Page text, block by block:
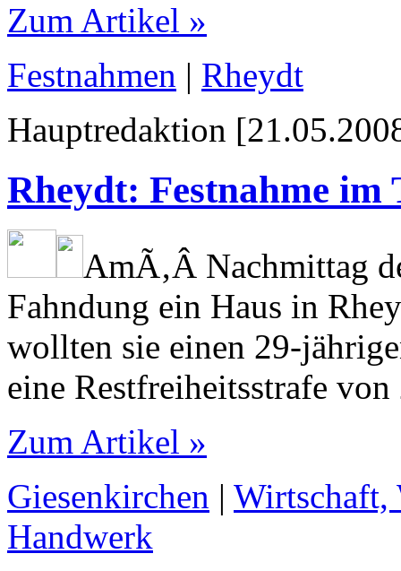
Zum Artikel »
Festnahmen | Rheydt
Hauptredaktion
Rheydt: Festnahme im
Am­Ã‚Â Nachmittag
Fahndung ein Haus in
wollten sie einen 29-
eine Restfreiheitsstrafe
Zum Artikel »
Giesenkirchen | Wirtschaft,
Handwerk